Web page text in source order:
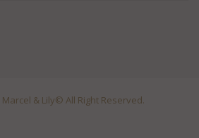
Marcel & Lily© All Right Reserved.